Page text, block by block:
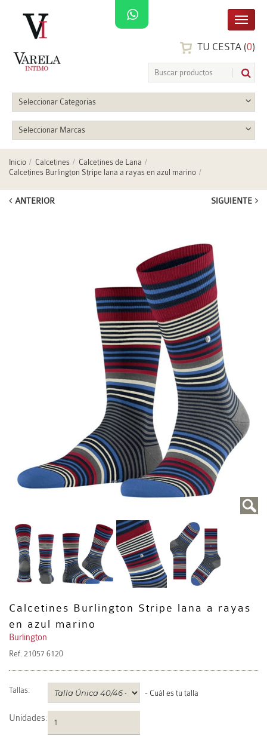
TU CESTA (0)
Seleccionar Categorias
Seleccionar Marcas
Inicio Calcetines
Calcetines de Lana
Calcetines Burlington Stripe lana a rayas en azul marino
ANTERIOR SIGUIENTE
Calcetines Burlington Stripe lana a rayas
en azul marino
Burlington
Ref. 21057 6120
Tallas: - Cuál es tu talla
Unidades: